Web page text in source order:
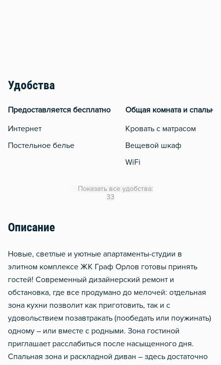
Удобства
Предоставляется бесплатно
Интернет
Постельное белье
Общая комната и спальня
Кровать с матрасом
Вещевой шкаф
WiFi
Тапочки
Чистящие средства
Звукоизоляция
Показать все удобства:
33
Описание
Новые, светлые и уютные апартаменты-студии в
элитном комплексе ЖК Граф Орлов готовы принять
гостей! Современный дизайнерский ремонт и
обстановка, где все продумано до мелочей: отдельная
зона кухни позволит как приготовить, так и с
удовольствием позавтракать (пообедать или поужинать)
одному – или вместе с родными. Зона гостиной
приглашает расслабиться после насыщенного дня.
Спальная зона и раскладной диван – здесь достаточно